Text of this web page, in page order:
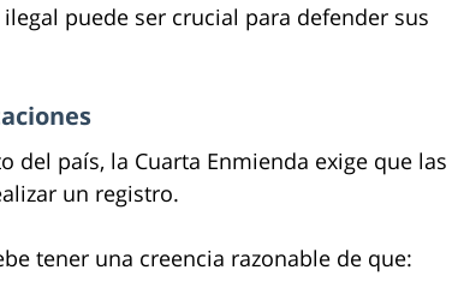
puede ser crucial para defender sus
del país, la Cuarta Enmienda exige que las
un registro.
tener una creencia razonable de que: